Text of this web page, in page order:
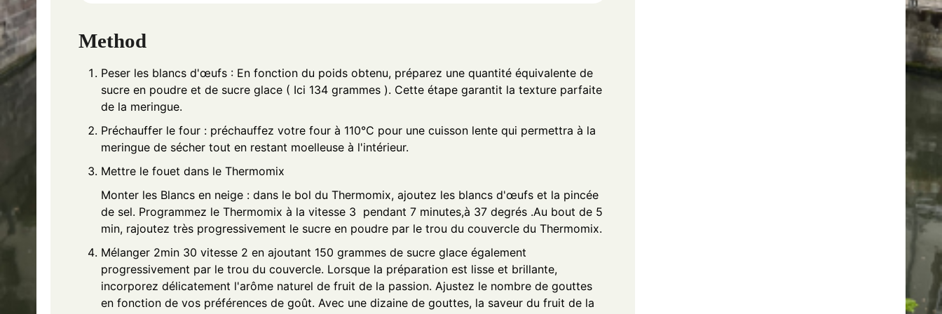
Method
Peser les blancs d'œufs : En fonction du poids obtenu, préparez une quantité équivalente de
sucre en poudre et de sucre glace ( Ici 134 grammes ). Cette étape garantit la texture parfaite
de la meringue.
Préchauffer le four : préchauffez votre four à 110°C pour une cuisson lente qui permettra à la
meringue de sécher tout en restant moelleuse à l'intérieur.
Mettre le fouet dans le Thermomix
Monter les Blancs en neige : dans le bol du Thermomix, ajoutez les blancs d'œufs et la pincée
de sel. Programmez le Thermomix à la vitesse 3 pendant 7 minutes,à 37 degrés .Au bout de 5
min, rajoutez très progressivement le sucre en poudre par le trou du couvercle du Thermomix.
Mélanger 2min 30 vitesse 2 en ajoutant 150 grammes de sucre glace également
progressivement par le trou du couvercle. Lorsque la préparation est lisse et brillante,
incorporez délicatement l'arôme naturel de fruit de la passion. Ajustez le nombre de gouttes
en fonction de vos préférences de goût. Avec une dizaine de gouttes, la saveur du fruit de la